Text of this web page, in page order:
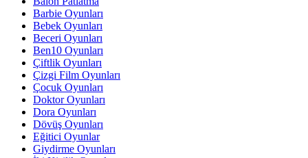
Barbie Oyunları
Bebek Oyunları
Beceri Oyunları
Ben10 Oyunları
Çiftlik Oyunları
Çizgi Film Oyunları
Çocuk Oyunları
Doktor Oyunları
Dora Oyunları
Dövüş Oyunları
Eğitici Oyunlar
Giydirme Oyunları